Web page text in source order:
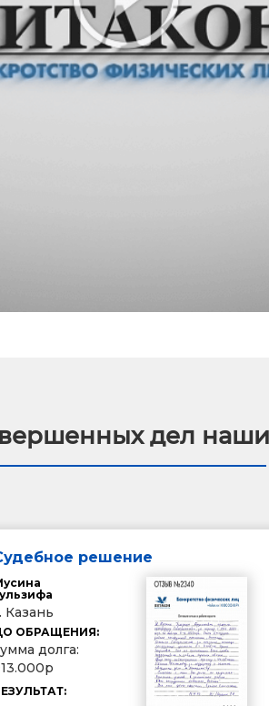
дел
решение
Казань
ОБРАЩЕНИЯ:
долга: